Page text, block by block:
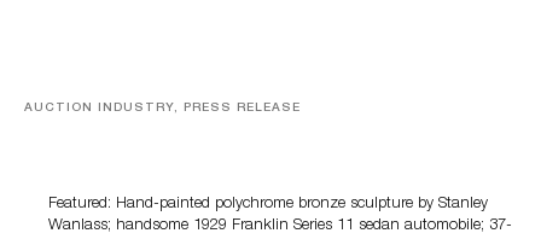
AUCTION INDUSTRY, PRESS RELEASE
Featured: Hand-painted polychrome bronze sculpture by Stanley
Wanlass; handsome 1929 Franklin Series 11 sedan automobile; 37-